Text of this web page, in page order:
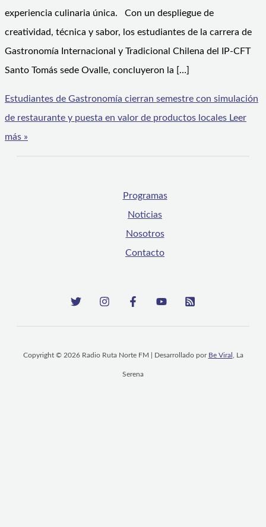
experiencia culinaria única. Con un despliegue de
creatividad, técnica y sabor, los estudiantes de la carrera de
Gastronomía Internacional y Tradicional Chilena del IP-CFT
Santo Tomás sede Ovalle, concluyeron la […]
Estudiantes de Gastronomía cierran semestre con simulación
de restaurante y puesta en valor de productos locales Leer
más »
Programas
Noticias
Nosotros
Contacto
Copyright © 2026 Radio Ruta Norte FM | Desarrollado por Be Viral , La
Serena